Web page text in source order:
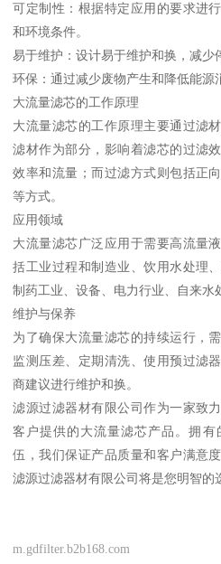
可定制性：根据特定应用的要求进
和环境条件。
易于维护：设计易于维护和换，减少
环保：通过减少废物产生和降低能源
大流量滤芯的工作原理
大流量滤芯的工作原理主要通过滤
滤材作为部分，影响着滤芯的过滤
效率和流量；而过滤方式则包括正
等方式。
应用领域
大流量滤芯广泛应用于需要高流量
括工业过程和制造业、饮用水处理
制药工业、设备、电力行业、自来水
维护与保养
为了确保大流量滤芯的持续运行，
监测压差、定期清洗、使用预过滤
商建议进行维护和换。
滤源过滤器材有限公司作为一家致
客户提供的大流量滤芯产品。拥
伍，我们保证产品质量和客户满意
滤源过滤器材有限公司将是您明智的
m.gdfilter.b2b168.com